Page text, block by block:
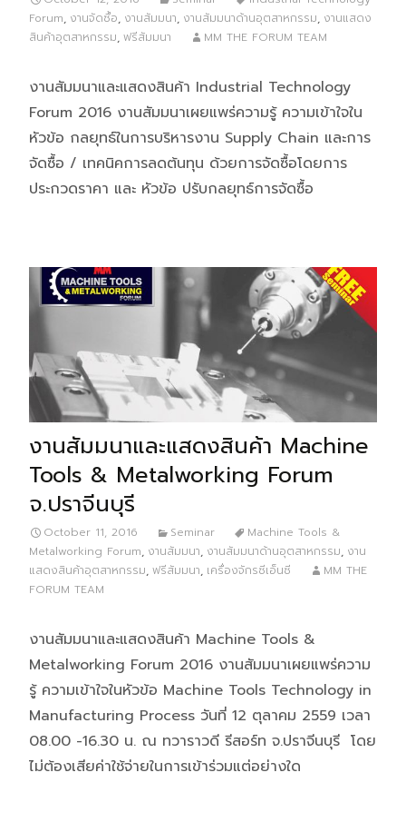
Forum, งานจัดซื้อ, งานสัมมนา, งานสัมมนาด้านอุตสาหกรรม, งานแสดง
สินค้าอุตสาหกรรม, ฟรีสัมมนา MM THE FORUM TEAM
งานสัมมนาและแสดงสินค้า Industrial Technology
Forum 2016 งานสัมมนาเผยแพร่ความรู้ ความเข้าใจใน
หัวข้อ กลยุทธ์ในการบริหารงาน Supply Chain และการ
จัดซื้อ / เทคนิคการลดต้นทุน ด้วยการจัดซื้อโดยการ
ประกวดราคา และ หัวข้อ ปรับกลยุทธ์การจัดซื้อ
งานสัมมนาและแสดงสินค้า Machine
Tools & Metalworking Forum
จ.ปราจีนบุรี
October 11, 2016 Seminar
Machine Tools &
Metalworking Forum, งานสัมมนา, งานสัมมนาด้านอุตสาหกรรม, งาน
แสดงสินค้าอุตสาหกรรม, ฟรีสัมมนา, เครื่องจักรซีเอ็นซี
MM THE
FORUM TEAM
งานสัมมนาและแสดงสินค้า Machine Tools &
Metalworking Forum 2016 งานสัมมนาเผยแพร่ความ
รู้ ความเข้าใจในหัวข้อ Machine Tools Technology in
Manufacturing Process วันที่ 12 ตุลาคม 2559 เวลา
08.00 -16.30 น. ณ ทวาราวดี รีสอร์ท จ.ปราจีนบุรี โดย
ไม่ต้องเสียค่าใช้จ่ายในการเข้าร่วมแต่อย่างใด